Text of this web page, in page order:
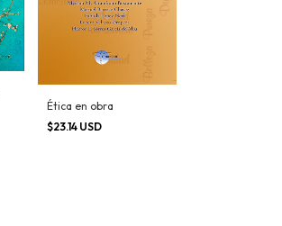
Ética en obra
$23.14 USD